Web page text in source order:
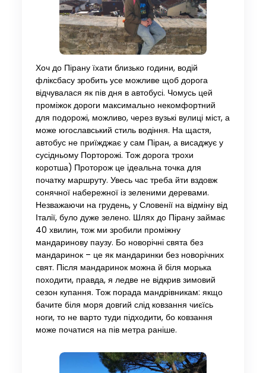
Хоч до Пірану їхати близько години, водій
фліксбасу зробить усе можливе щоб дорога
відчувалася як пів дня в автобусі. Чомусь цей
проміжок дороги максимально некомфортний
для подорожі, можливо, через вузькі вулиці міст, а
може югославський стиль водіння. На щастя,
автобус не приїжджає у сам Піран, а висаджує у
сусідньому Порторожі. Тож дорога трохи
коротша) Проторож це ідеальна точка для
початку маршруту. Увесь час треба йти вздовж
сонячної набережної із зеленими деревами.
Незважаючи на грудень, у Словенії на відміну від
Італії, було дуже зелено. Шлях до Пірану займає
40 хвилин, тож ми зробили проміжну
мандаринову паузу. Бо новорічні свята без
мандаринок – це як мандаринки без новорічних
свят. Після мандаринок можна й біля морька
походити, правда, я ледве не відкрив зимовий
сезон купання. Тож порада мандрівникам: якщо
бачите біля моря довгий слід ковзання чиєїсь
ноги, то не варто туди підходити, бо ковзання
може початися на пів метра раніше.